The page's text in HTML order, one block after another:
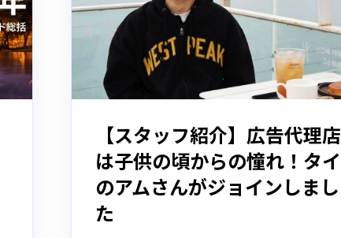
【スタッフ紹介】広告代理店
は子供の頃からの憧れ！タイ
のアムさんがジョインしまし
た